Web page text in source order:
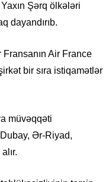
Şərq ölkələri
dayandırıb.
Air France
bir sıra istiqamətlər
müvəqqəti
Dubay, Ər-Riyad,